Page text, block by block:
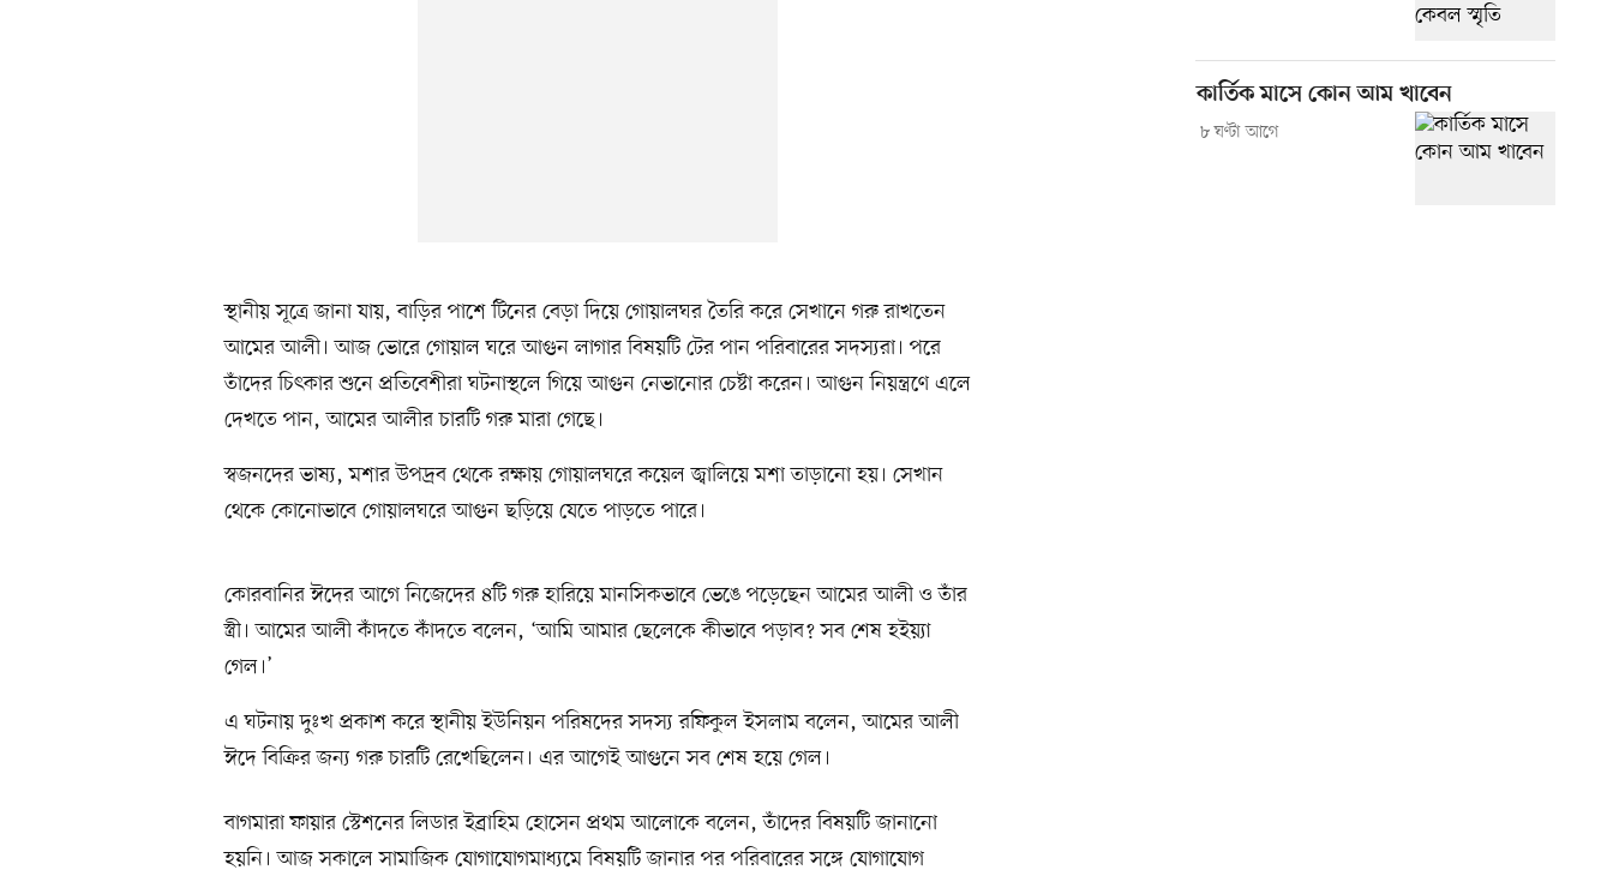
স্থানীয় সূত্রে জানা যায়, বাড়ির পাশে টিনের বেড়া দিয়ে গোয়ালঘর তৈরি করে সেখানে গরু রাখতেন
আমের আলী। আজ ভোরে গোয়াল ঘরে আগুন লাগার বিষয়টি টের পান পরিবারের সদস্যরা। পরে
তাঁদের চিৎকার শুনে প্রতিবেশীরা ঘটনাস্থলে গিয়ে আগুন নেভানোর চেষ্টা করেন। আগুন নিয়ন্ত্রণে এলে
দেখতে পান, আমের আলীর চারটি গরু মারা গেছে।
স্বজনদের ভাষ্য, মশার উপদ্রব থেকে রক্ষায় গোয়ালঘরে কয়েল জ্বালিয়ে মশা তাড়ানো হয়। সেখান
থেকে কোনোভাবে গোয়ালঘরে আগুন ছড়িয়ে যেতে পাড়তে পারে।
কোরবানির ঈদের আগে নিজেদের ৪টি গরু হারিয়ে মানসিকভাবে ভেঙে পড়েছেন আমের আলী ও তাঁর
স্ত্রী। আমের আলী কাঁদতে কাঁদতে বলেন, ‘আমি আমার ছেলেকে কীভাবে পড়াব? সব শেষ হইয়্যা
গেল।’
এ ঘটনায় দুঃখ প্রকাশ করে স্থানীয় ইউনিয়ন পরিষদের সদস্য রফিকুল ইসলাম বলেন, আমের আলী
ঈদে বিক্রির জন্য গরু চারটি রেখেছিলেন। এর আগেই আগুনে সব শেষ হয়ে গেল।
বাগমারা ফায়ার স্টেশনের লিডার ইব্রাহিম হোসেন প্রথম আলোকে বলেন, তাঁদের বিষয়টি জানানো
হয়নি। আজ সকালে সামাজিক যোগাযোগমাধ্যমে বিষয়টি জানার পর পরিবারের সঙ্গে যোগাযোগ
কার্তিক মাসে কোন আম খাবেন
৮ ঘণ্টা আগে